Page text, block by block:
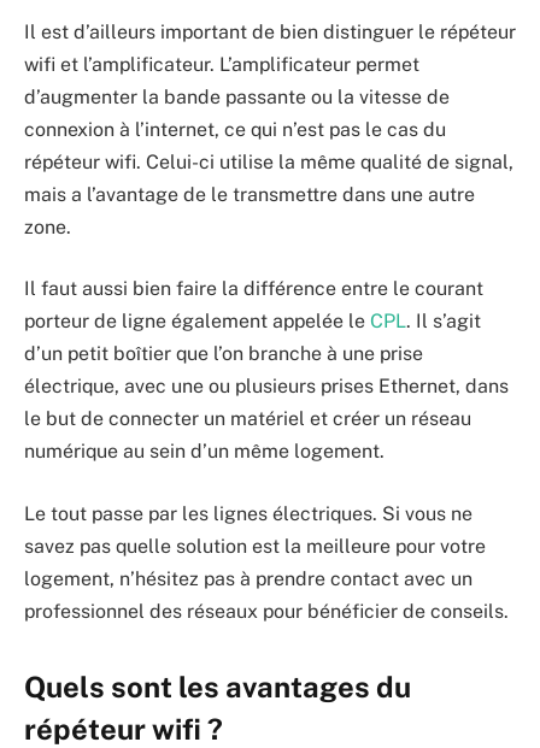
Il est d’ailleurs important de bien distinguer le répéteur
wifi et l’amplificateur. L’amplificateur permet
d’augmenter la bande passante ou la vitesse de
connexion à l’internet, ce qui n’est pas le cas du
répéteur wifi. Celui-ci utilise la même qualité de signal,
mais a l’avantage de le transmettre dans une autre
zone.
Il faut aussi bien faire la différence entre le courant
porteur de ligne également appelée le CPL. Il s’agit
d’un petit boîtier que l’on branche à une prise
électrique, avec une ou plusieurs prises Ethernet, dans
le but de connecter un matériel et créer un réseau
numérique au sein d’un même logement.
Le tout passe par les lignes électriques. Si vous ne
savez pas quelle solution est la meilleure pour votre
logement, n’hésitez pas à prendre contact avec un
professionnel des réseaux pour bénéficier de conseils.
Quels sont les avantages du
répéteur wifi ?